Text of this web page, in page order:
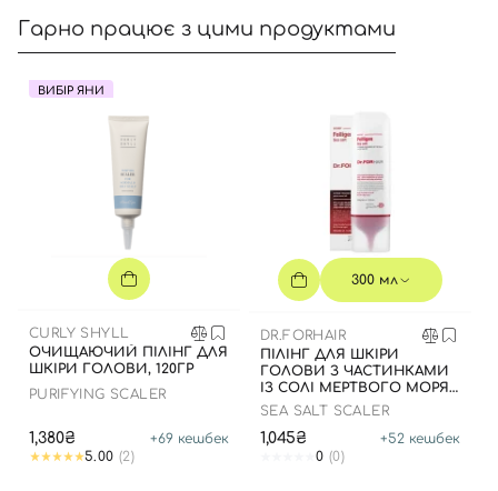
Гарно працює з цими продуктами
ВИБІР ЯНИ
CURLY SHYLL
ОЧИЩАЮЧИЙ ПІЛІНГ ДЛЯ
ШКІРИ ГОЛОВИ, 120ГР
PURIFYING SCALER
1,380₴ +69 кешбек
5.00 (2)
300 мл
DR.FORHAIR
ПІЛІНГ ДЛЯ ШКІРИ
ГОЛОВИ З ЧАСТИНКАМИ
ІЗ СОЛІ МЕРТВОГО МОРЯ,
300 МЛ
SEA SALT SCALER
1,045₴ +52 кешбек
0 (0)